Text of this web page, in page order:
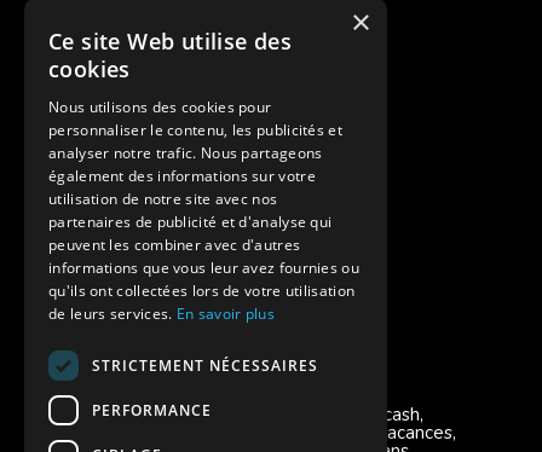
Des colonies de vacances inclusives
Assurances annulations
Aides financières pour partir en colonie
Charte de confidentialité
Vacances Adaptées Adulte Supernova
Modes de règlement acceptés
Chèque, Virement, Espèces, Mandats cash,
Bons CAF, Conseil général, Chèques vacances,
×
Ce site Web utilise des
cookies
Nous utilisons des cookies pour
personnaliser le contenu, les publicités et
analyser notre trafic. Nous partageons
également des informations sur votre
utilisation de notre site avec nos
partenaires de publicité et d'analyse qui
peuvent les combiner avec d'autres
informations que vous leur avez fournies ou
qu'ils ont collectées lors de votre utilisation
de leurs services. En savoir plus
STRICTEMENT NÉCESSAIRES
PERFORMANCE